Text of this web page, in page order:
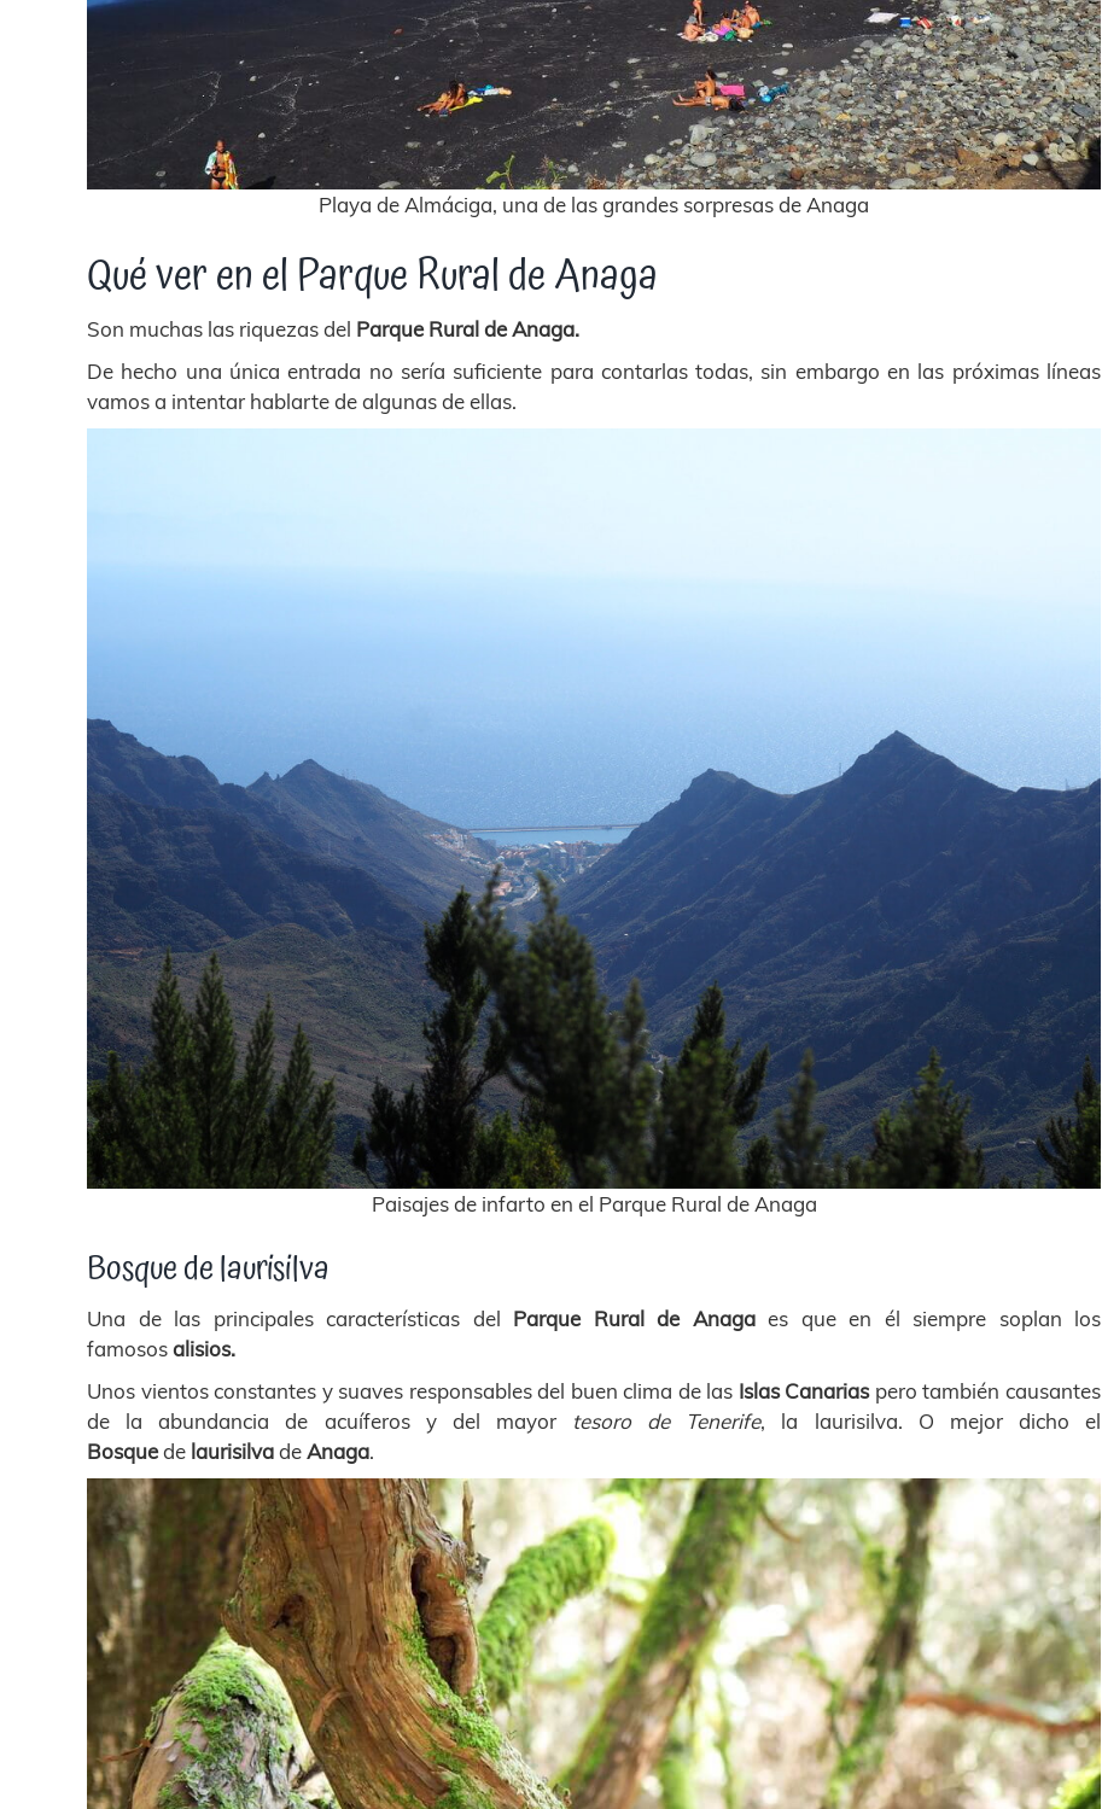
Playa de Almáciga, una de las grandes sorpresas de Anaga
Qué ver en el Parque Rural de Anaga
Son muchas las riquezas del Parque Rural de Anaga.
De hecho una única entrada no sería suficiente para contarlas todas, sin embargo en las próximas líneas
vamos a intentar hablarte de algunas de ellas.
Paisajes de infarto en el Parque Rural de Anaga
Bosque de laurisilva
Una de las principales características del Parque Rural de Anagaes que en él siempre soplan los
famososalisios.
Unos vientos constantes y suaves responsables del buen clima de las Islas Canarias pero también causantes
de la abundancia de acuíferos y del mayor tesoro de Tenerife, la laurisilva. O mejor dicho el
Bosquede laurisilvadeAnaga.